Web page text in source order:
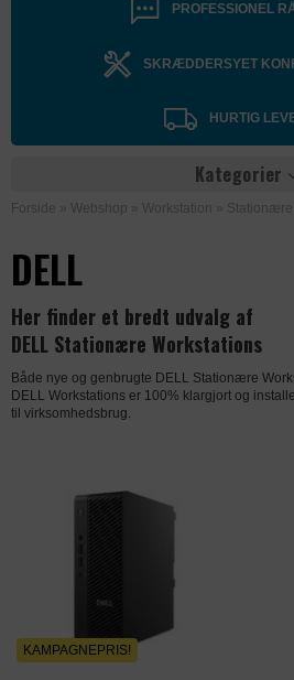
PROFESSIONEL
SKRÆDDERSYET
HURTIG
Kategorier
Forside » Webshop » Workstation » Stationære
DELL
Her finder et bredt udvalg af
DELL Stationære Workstations
Både nye og genbrugte DELL Stationære
DELL Workstations er 100% klargjort og
til virksomhedsbrug.
KAMPAGNEPRIS!